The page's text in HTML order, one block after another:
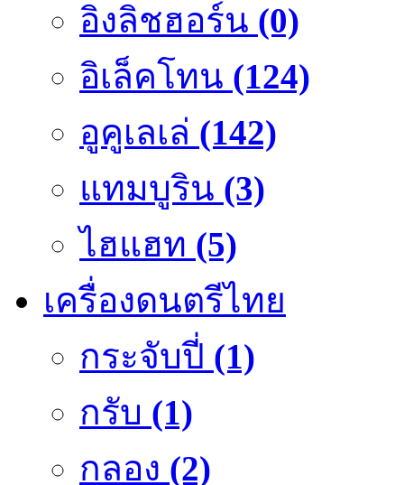
อิงลิชฮอร์น (0)
อิเล็คโทน (124)
อูคูเลเล่ (142)
แทมบูริน (3)
ไฮแฮท (5)
เครื่องดนตรีไทย
กระจับปี่ (1)
กรับ (1)
กลอง (2)